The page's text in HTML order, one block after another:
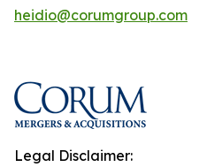
heidio@corumgroup.com
Legal Disclaimer: